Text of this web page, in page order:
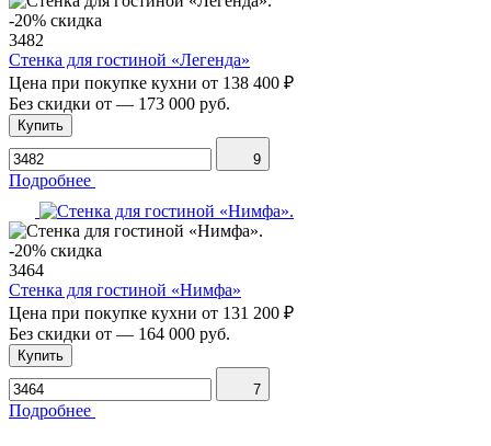
-20% скидка
3482
Стенка для гостиной «Легенда»
Цена при покупке кухни от 138 400 ₽
Без скидки от — 173 000 руб.
Купить
9
Подробнее
-20% скидка
3464
Стенка для гостиной «Нимфа»
Цена при покупке кухни от 131 200 ₽
Без скидки от — 164 000 руб.
Купить
7
Подробнее